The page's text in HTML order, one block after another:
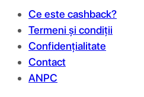
Ce este cashback?
Termeni și condiții
Confidențialitate
Contact
ANPC